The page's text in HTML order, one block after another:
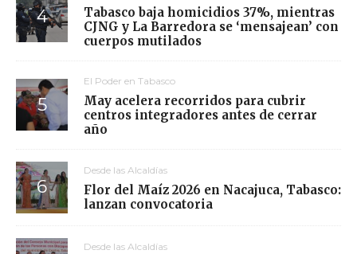
Tabasco baja homicidios 37%, mientras
CJNG y La Barredora se ‘mensajean’ con
cuerpos mutilados
El Poder en Tabasco
May acelera recorridos para cubrir
centros integradores antes de cerrar
año
Desde las Alcaldías
Flor del Maíz 2026 en Nacajuca, Tabasco:
lanzan convocatoria
Desde las Alcaldías